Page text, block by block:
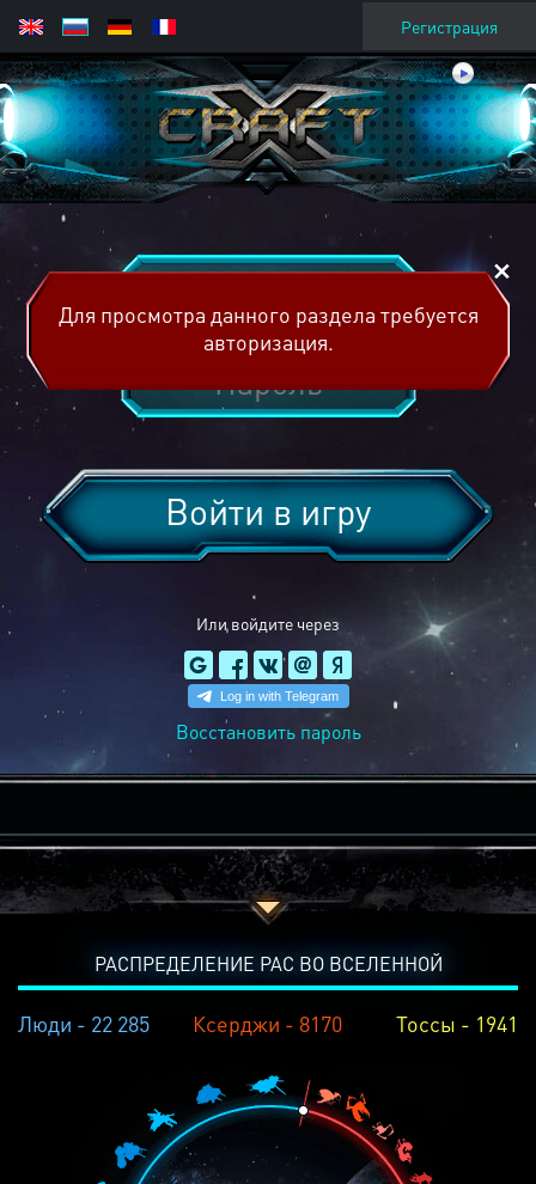
Регистрация
Или войдите через
Войти в игру
Восстановить пароль
Для просмотра данного раздела требуется
авторизация.
РАСПРЕДЕЛЕНИЕ РАС ВО ВСЕЛЕННОЙ
Люди - 22 285 Ксерджи - 8170 Тоссы - 1941